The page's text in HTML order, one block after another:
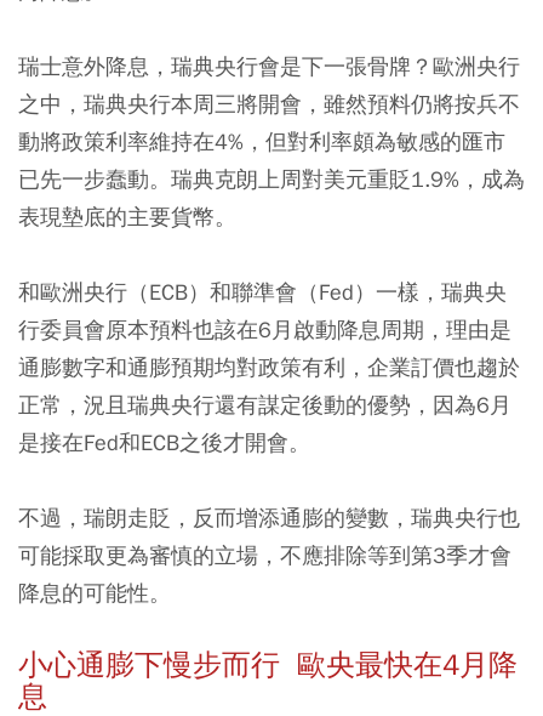
瑞士意外降息，瑞典央行會是下一張骨牌？歐洲央行
之中，瑞典央行本周三將開會，雖然預料仍將按兵不
動將政策利率維持在4%，但對利率頗為敏感的匯市
已先一步蠢動。瑞典克朗上周對美元重貶1.9%，成為
表現墊底的主要貨幣。
和歐洲央行（ECB）和聯準會（Fed）一樣，瑞典央
行委員會原本預料也該在6月啟動降息周期，理由是
通膨數字和通膨預期均對政策有利，企業訂價也趨於
正常，況且瑞典央行還有謀定後動的優勢，因為6月
是接在Fed和ECB之後才開會。
不過，瑞朗走貶，反而增添通膨的變數，瑞典央行也
可能採取更為審慎的立場，不應排除等到第3季才會
降息的可能性。
小心通膨下慢步而行 歐央最快在4月降
息